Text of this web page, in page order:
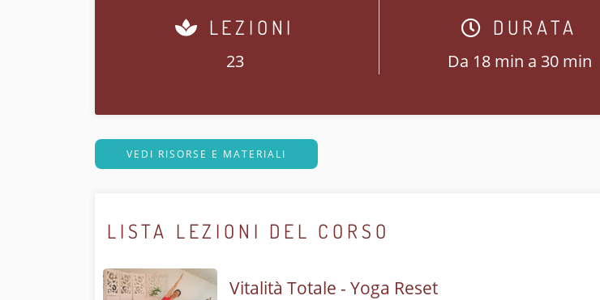
LEZIONI
23
DURATA
Da 18 min a 30 min
VEDI RISORSE E MATERIALI
LISTA LEZIONI DEL CORSO
Vitalità Totale - Yoga Reset